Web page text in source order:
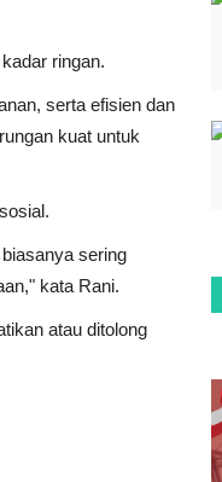
ringan.
serta efisien dan
kuat untuk
sering
kata Rani.
atau ditolong